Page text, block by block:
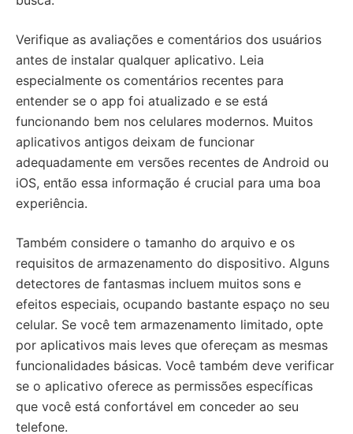
Verifique as avaliações e comentários dos usuários
antes de instalar qualquer aplicativo. Leia
especialmente os comentários recentes para
entender se o app foi atualizado e se está
funcionando bem nos celulares modernos. Muitos
aplicativos antigos deixam de funcionar
adequadamente em versões recentes de Android ou
iOS, então essa informação é crucial para uma boa
experiência.
Também considere o tamanho do arquivo e os
requisitos de armazenamento do dispositivo. Alguns
detectores de fantasmas incluem muitos sons e
efeitos especiais, ocupando bastante espaço no seu
celular. Se você tem armazenamento limitado, opte
por aplicativos mais leves que ofereçam as mesmas
funcionalidades básicas. Você também deve verificar
se o aplicativo oferece as permissões específicas
que você está confortável em conceder ao seu
telefone.